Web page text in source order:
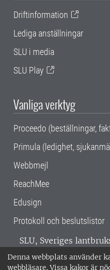
Denna webbplats använder
webbläsare. Vissa kakor är
Driftinformation
Lediga anställningar
SLU i media
SLU Play
Vanliga verktyg
Proceedo (beställningar,
Primula (ledighet,
Webbmejl
ReachMee
Edusign
Protokoll och beslutslistor
SLU, Sveriges
verksamhet över hela
Alnarp, Uppsala och